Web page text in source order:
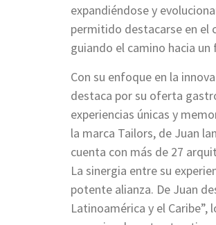
expandiéndose y
permitido destacarse en el
guiando el camino hacia
Con su enfoque en la
destaca por su oferta
experiencias únicas y
la marca Tailors, de Juan
cuenta con más de 27
La sinergia entre su
potente alianza. De Juan
Latinoamérica y el